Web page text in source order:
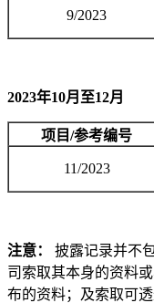
9/2023
2023年10月至12月
项目/参考编号
11/2023
注意：
披露记录并不
司索取其本身的资料
布的资料；及索取可